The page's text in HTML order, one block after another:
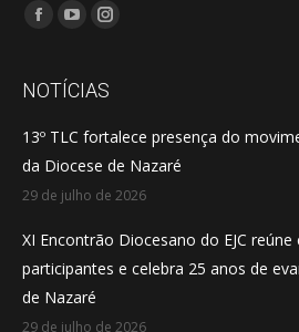
Encontre-nos em:
Facebook
opens
new
window
YouTube
opens
new
window
Instagram
opens
new
window
NOTÍCIAS
13º TLC fortalece presença do
da Diocese de Nazaré
29 de julho de 2026
XI Encontrão Diocesano do EJC reúne
participantes e celebra 25 anos de
de Nazaré
29 de julho de 2026